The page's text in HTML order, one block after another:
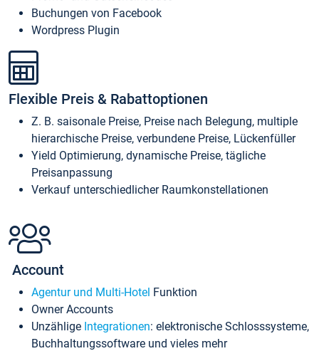
Buchungen von Facebook
Wordpress Plugin
Flexible Preis & Rabattoptionen
Z. B. saisonale Preise, Preise nach Belegung, multiple
hierarchische Preise, verbundene Preise, Lückenfüller
Yield Optimierung, dynamische Preise, tägliche
Preisanpassung
Verkauf unterschiedlicher Raumkonstellationen
Account
Agentur und Multi-Hotel Funktion
Owner Accounts
Unzählige Integrationen: elektronische Schlosssysteme,
Buchhaltungssoftware und vieles mehr